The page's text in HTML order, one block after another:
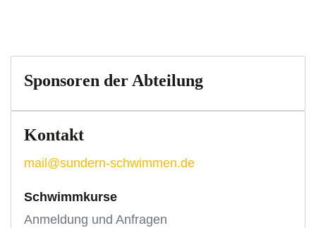
Sponsoren der Abteilung
Kontakt
mail@sundern-schwimmen.de
Schwimmkurse
Anmeldung und Anfragen